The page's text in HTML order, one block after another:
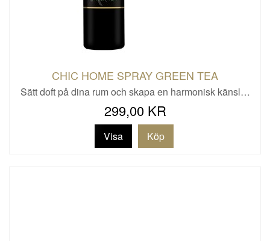
CHIC HOME SPRAY GREEN TEA
Sätt doft på dina rum och skapa en harmonisk känsl…
299,00 KR
Visa